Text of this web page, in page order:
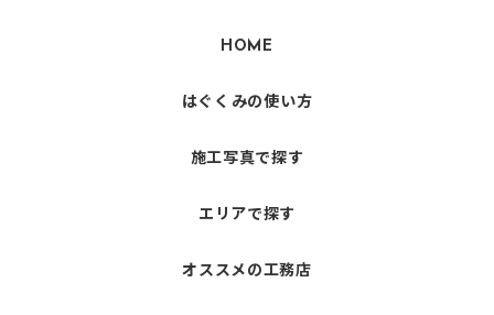
HOME
はぐくみの使い方
施工写真で探す
エリアで探す
オススメの工務店